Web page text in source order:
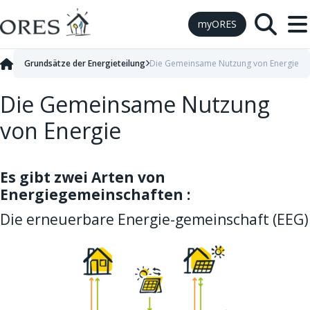
Skip to Content
myORES
Die Gemeinsame Nutzung
von Energie
Grundsätze der Energieteilung Die Gemeinsame Nutzung von Energie
Es gibt zwei Arten von
Energiegemeinschaften :
Die erneuerbare Energie-gemeinschaft (EEG)